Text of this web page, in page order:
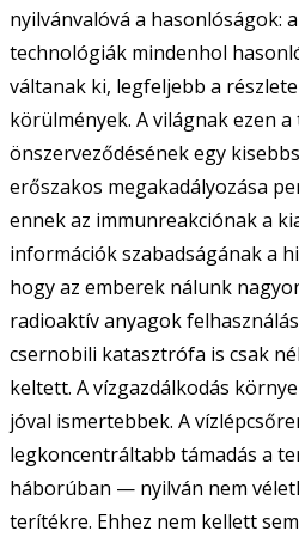
nyilvánvalóvá a hasonlóságok:
technológiák mindenhol
váltanak ki, legfeljebb a
körülmények. A világnak ezen
önszerveződésének egy
erőszakos megakadályozása
ennek az immunreakciónak a
információk szabadságának a
hogy az emberek nálunk
radioaktív anyagok
csernobili katasztrófa is csak
keltett. A vízgazdálkodás
jóval ismertebbek. A
legkoncentráltabb támadás a
háborúban — nyilván nem
terítékre. Ehhez nem kellett